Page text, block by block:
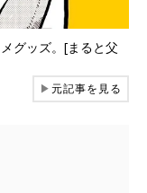
グッズ。[まると父
▶元記事を見る